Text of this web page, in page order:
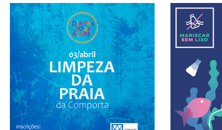
sapal das Pousadas e permitiu aos
participantes conhecer de perto o trabalho
desenvolvido ao longo do último ano,
incluindo ações de monitorização e
mapeamento das pradarias marinhas,
iniciativas de sensibilização ambiental e
projetos des
(através da